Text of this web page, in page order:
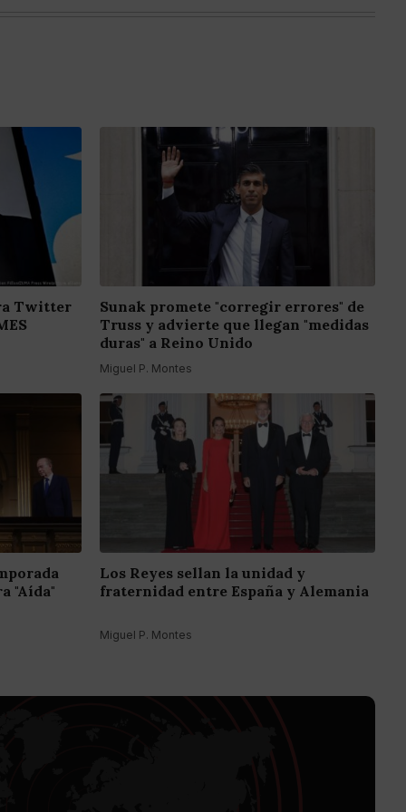
Twitter
Sunak promete "corregir errores" de
Truss y advierte que llegan "medidas
duras" a Reino Unido
Miguel P. Montes
"Aída"
Los Reyes sellan la unidad y
fraternidad entre España y Alemania
Miguel P. Montes